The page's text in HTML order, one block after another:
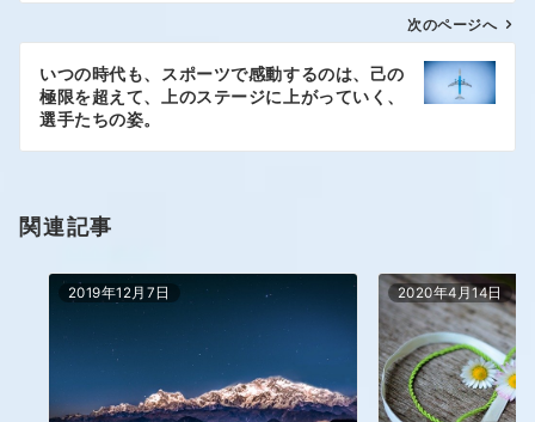
次のページへ
いつの時代も、スポーツで感動するのは、己の
極限を超えて、上のステージに上がっていく、
選手たちの姿。
関連記事
2019年12月7日 2020年4月14日